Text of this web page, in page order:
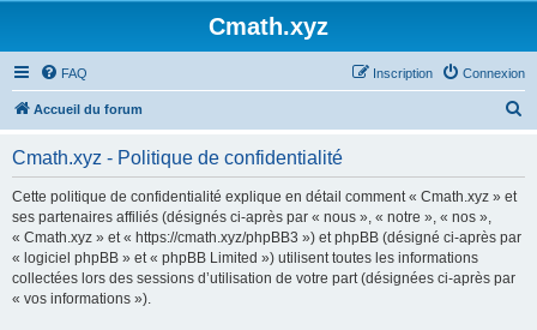
Cmath.xyz
FAQ Connexion
Inscription
Accueil du forum
Cmath.xyz - Politique de confidentialité
Cette politique de confidentialité explique en détail comment « Cmath.xyz » et
ses partenaires affiliés (désignés ci-après par « nous », « notre », « nos »,
« Cmath.xyz » et « https://cmath.xyz/phpBB3 ») et phpBB (désigné ci-après par
« logiciel phpBB » et « phpBB Limited ») utilisent toutes les informations
collectées lors des sessions d’utilisation de votre part (désignées ci-après par
« vos informations »).